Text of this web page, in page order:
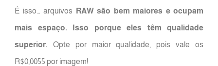
É isso… arquivos RAW são bem maiores e ocupam
mais espaço. Isso porque eles têm qualidade
superior. Opte por maior qualidade, pois vale os
R$0,0055 por imagem!